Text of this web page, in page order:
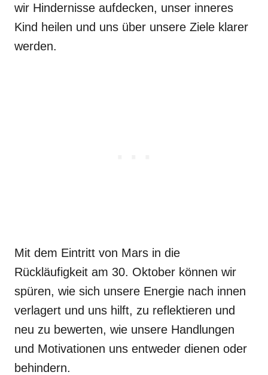
wir Hindernisse aufdecken, unser inneres
Kind heilen und uns über unsere Ziele klarer
werden.
Mit dem Eintritt von Mars in die
Rückläufigkeit am 30. Oktober können wir
spüren, wie sich unsere Energie nach innen
verlagert und uns hilft, zu reflektieren und
neu zu bewerten, wie unsere Handlungen
und Motivationen uns entweder dienen oder
behindern.